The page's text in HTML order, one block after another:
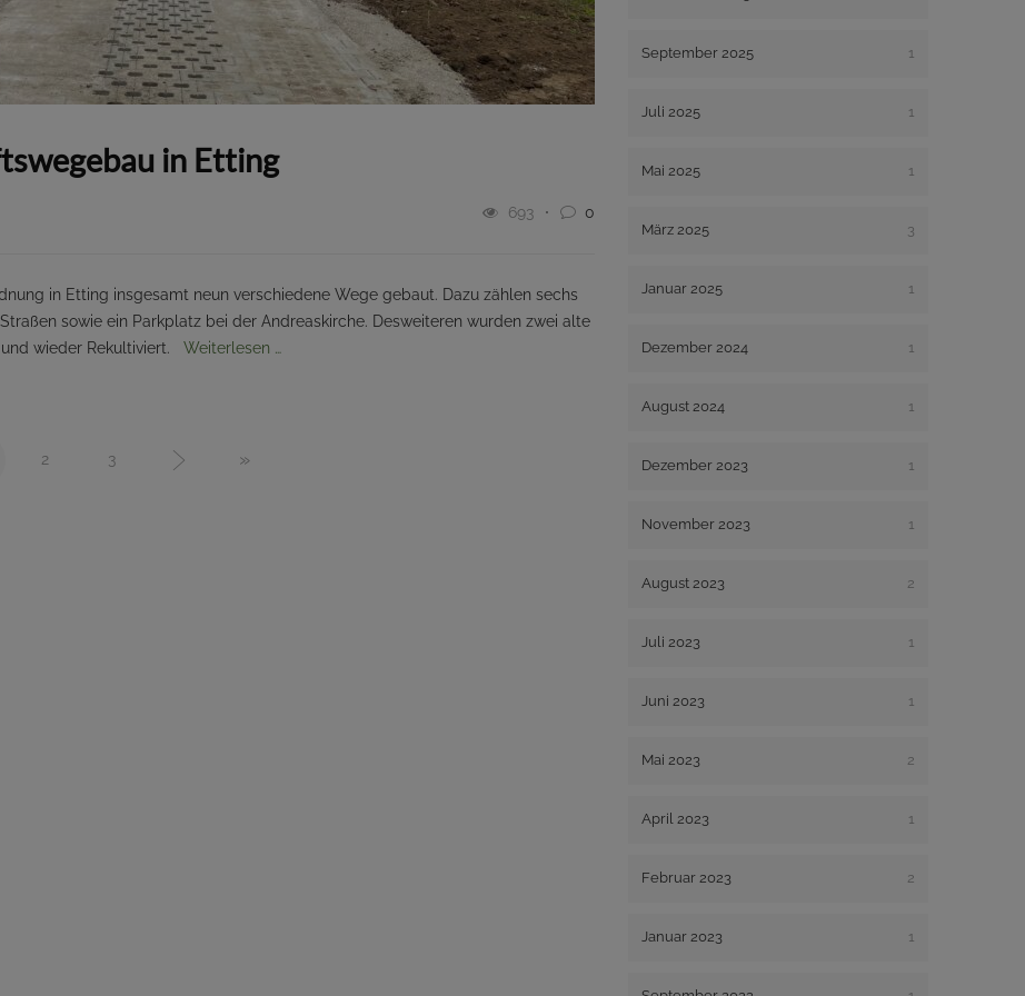
in Etting
693 0
in Etting insgesamt neun verschiedene Wege gebaut. Dazu zählen sechs
sowie ein Parkplatz bei der Andreaskirche. Desweiteren wurden zwei alte
wieder Rekultiviert. Weiterlesen …
2 3 »
September 2025 1
Juli 2025 1
Mai 2025 1
März 2025 3
Januar 2025 1
Dezember 2024 1
August 2024 1
Dezember 2023 1
November 2023 1
August 2023 2
Juli 2023 1
Juni 2023 1
Mai 2023 2
April 2023 1
Februar 2023 2
Januar 2023 1